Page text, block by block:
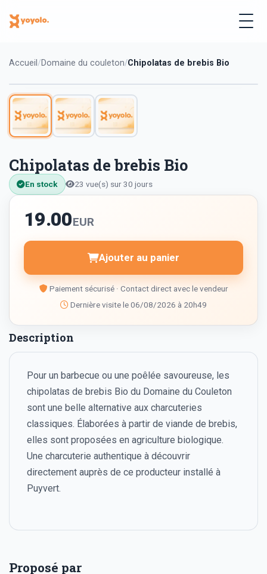
Accueil Domaine du couleton Chipolatas de brebis Bio
Chipolatas de brebis Bio
En stock 23 vue(s) sur 30 jours
19.00EUR
Ajouter au panier
Paiement sécurisé · Contact direct avec le vendeur
Dernière visite le 06/08/2026 à 20h49
Description
Pour un barbecue ou une poêlée savoureuse, les
chipolatas de brebis Bio du Domaine du Couleton
sont une belle alternative aux charcuteries
classiques. Élaborées à partir de viande de brebis,
elles sont proposées en agriculture biologique.
Une charcuterie authentique à découvrir
directement auprès de ce producteur installé à
Puyvert.
Proposé par